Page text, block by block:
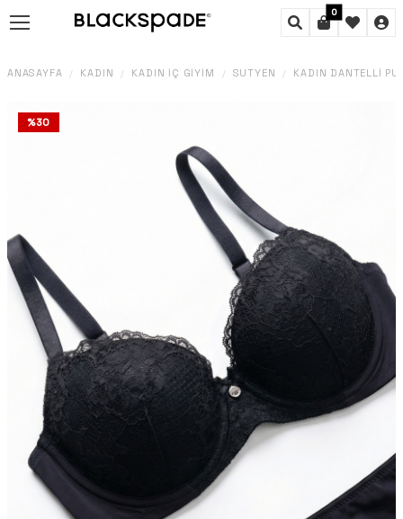
0
ANASAYFA / KADIN / KADIN İÇ GIYIM / SÜTYEN / KADIN DANTELLI
%30